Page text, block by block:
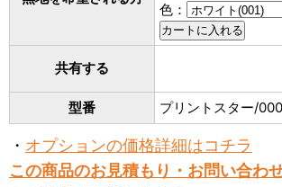
色：
共有する
型番 プリントスター/
・ オプションの価格詳細はコチラ
この商品のお見積もり・お問い合わ